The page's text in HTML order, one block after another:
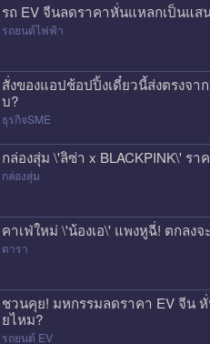
รถ EV จีนลดราคาหั่นแหลกเป็นแ
รถยนต์ไฟฟ้า
สั่งของแอปช้อปปิ้งเดี๋ยวนี้ส่งตรงจ
บ?
ธุรกิจSME
กล่องสุ่ม \'ลิซ่า x BLACKPINK\' ร
กล่องสุ่ม
คาเฟ่ใหม่ \'น้องเอ\' แพงหูฉี่! ตกล
ดารา
ชวนคุย! มหกรรมลดราคา EV จีน
ยไหม?
รถยนต์ EV